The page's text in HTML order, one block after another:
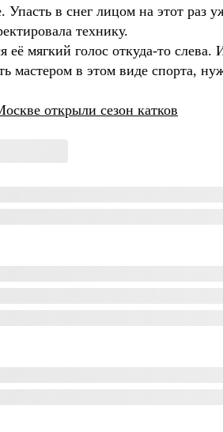
в снег лицом на этот раз
технику.
мягкий голос откуда-то слева.
мастером в этом виде спорта,
открыли сезон катков